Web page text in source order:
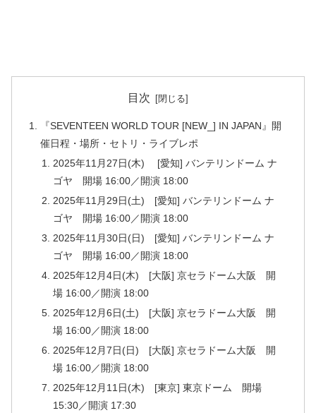
目次
『SEVENTEEN WORLD TOUR [NEW_] IN JAPAN』開
催日程・場所・セトリ・ライブレポ
2025年11月27日(木) [愛知] バンテリンドーム ナ
ゴヤ 開場 16:00／開演 18:00
2025年11月29日(土) [愛知] バンテリンドーム ナ
ゴヤ 開場 16:00／開演 18:00
2025年11月30日(日) [愛知] バンテリンドーム ナ
ゴヤ 開場 16:00／開演 18:00
2025年12月4日(木) [大阪] 京セラドーム大阪 開
場 16:00／開演 18:00
2025年12月6日(土) [大阪] 京セラドーム大阪 開
場 16:00／開演 18:00
2025年12月7日(日) [大阪] 京セラドーム大阪 開
場 16:00／開演 18:00
2025年12月11日(木) [東京] 東京ドーム 開場
15:30／開演 17:30